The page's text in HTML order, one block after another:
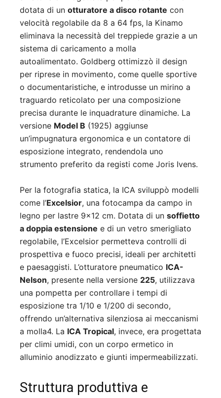
dotata di un otturatore a disco rotante con
velocità regolabile da 8 a 64 fps, la Kinamo
eliminava la necessità del treppiede grazie a un
sistema di caricamento a molla
autoalimentato. Goldberg ottimizzò il design
per riprese in movimento, come quelle sportive
o documentaristiche, e introdusse un mirino a
traguardo reticolato per una composizione
precisa durante le inquadrature dinamiche. La
versione Model B (1925) aggiunse
un’impugnatura ergonomica e un contatore di
esposizione integrato, rendendola uno
strumento preferito da registi come Joris Ivens.
Per la fotografia statica, la ICA sviluppò modelli
come l’Excelsior, una fotocampa da campo in
legno per lastre 9×12 cm. Dotata di un soffietto
a doppia estensione e di un vetro smerigliato
regolabile, l’Excelsior permetteva controlli di
prospettiva e fuoco precisi, ideali per architetti
e paesaggisti. L’otturatore pneumatico ICA-
Nelson, presente nella versione 225, utilizzava
una pompetta per controllare i tempi di
esposizione tra 1/10 e 1/200 di secondo,
offrendo un’alternativa silenziosa ai meccanismi
a molla4. La ICA Tropical, invece, era progettata
per climi umidi, con un corpo ermetico in
alluminio anodizzato e giunti impermeabilizzati.
Struttura produttiva e